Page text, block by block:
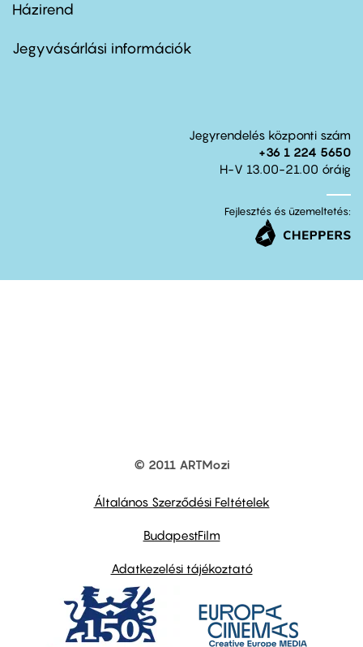
Footer
second
Házirend
Jegyvásárlási információk
Jegyrendelés központi szám
+36 1 224 5650
H-V 13.00-21.00 óráig
Fejlesztés és üzemeltetés:
© 2011 ARTMozi
Általános Szerződési Feltételek
BudapestFilm
Adatkezelési tájékoztató